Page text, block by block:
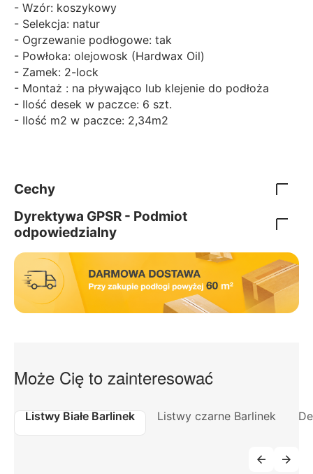
- Wzór: koszykowy
- Selekcja: natur
- Ogrzewanie podłogowe: tak
- Powłoka: olejowosk (Hardwax Oil)
- Zamek: 2-lock
- Montaż : na pływająco lub klejenie do podłoża
- Ilość desek w paczce: 6 szt.
- Ilość m2 w paczce: 2,34m2
Cechy
Dyrektywa GPSR - Podmiot
odpowiedzialny
Może Cię to zainteresować
Listwy Białe Barlinek Listwy czarne Barlinek